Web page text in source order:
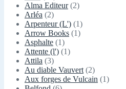
Alma Editeur(2)
Arléa (2)
Arpenteur (L') (1)
Arrow Books (1)
Asphalte (1)
Attente (l') (1)
Attila (3)
Au diable Vauvert(2)
Aux forges de Vulcain (1)